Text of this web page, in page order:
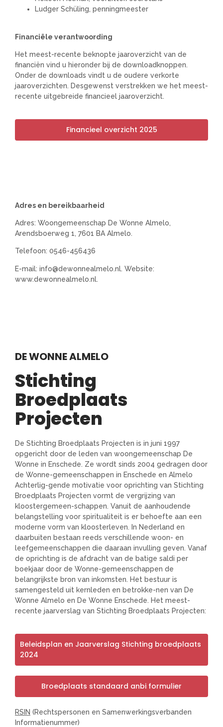
Ludger Schüling, penningmeester
Financiële verantwoording
Het meest-recente beknopte jaaroverzicht van de
financiën vind u hieronder bij de downloadknoppen.
Onder de downloads vindt u de oudere verkorte
jaaroverzichten. Desgewenst verstrekken we het meest-
recente uitgebreide financieel jaaroverzicht.
Financieel overzicht 2025
Adres en bereikbaarheid
Adres: Woongemeenschap De Wonne Almelo,
Arendsboerweg 1, 7601 BA Almelo.
Telefoon: 0546-456436
E-mail: info@dewonnealmelo.nl. Website:
www.dewonnealmelo.nl.
DE WONNE ALMELO
Stichting
Broedplaats
Projecten
De Stichting Broedplaats Projecten is in juni 1997
opgericht door de leden van woongemeenschap De
Wonne in Enschede. Ze wordt sinds 2004 gedragen door
de Wonne-gemeenschappen in Enschede en Almelo
Achterlig-gende motivatie voor oprichting van Stichting
Broedplaats Projecten vormt de vergrijzing van
kloostergemeen-schappen. Vanuit de aanhoudende
belangstelling voor spiritualiteit is er behoefte aan een
moderne vorm van kloosterleven. In Nederland en
daarbuiten bestaan reeds verschillende woon- en
leefgemeenschappen die daaraan invulling geven. Vanaf
de oprichting is de afdracht van de batige saldi per
boekjaar door de Wonne-gemeenschappen de
belangrijkste bron van inkomsten. Het bestuur is
samengesteld uit kernleden en betrokke-nen van De
Wonne Almelo en De Wonne Enschede. Het meest-
recente jaarverslag van Stichting Broedplaats Projecten:
Beleidsplan en Jaarverslag Stichting broedplaats
2024
Broedplaats standaard anbi formulier
RSIN (Rechtspersonen en Samenwerkingsverbanden
Informatienummer)